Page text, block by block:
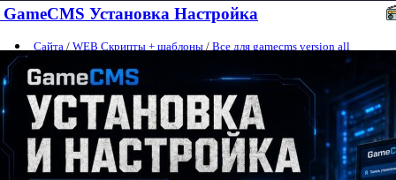
GameCMS Установка Настройка
Сайта / WEB Скрипты + шаблоны / Все для gamecms version all